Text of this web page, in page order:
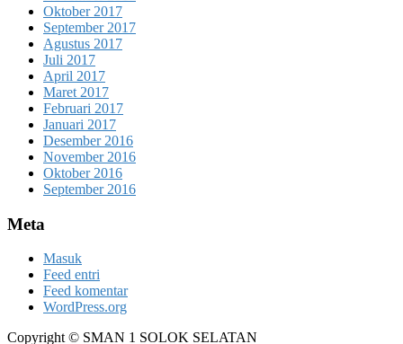
Oktober 2017
September 2017
Agustus 2017
Juli 2017
April 2017
Maret 2017
Februari 2017
Januari 2017
Desember 2016
November 2016
Oktober 2016
September 2016
Meta
Masuk
Feed entri
Feed komentar
WordPress.org
Copyright © SMAN 1 SOLOK SELATAN